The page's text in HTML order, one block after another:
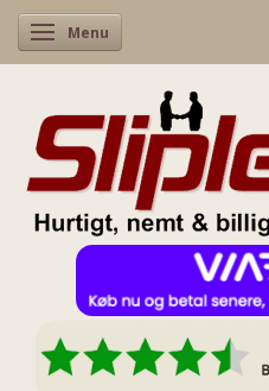
Skifte navigation
Menu